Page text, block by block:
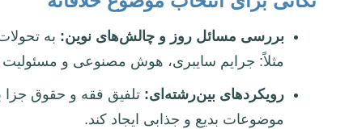
بررسی مسائل روز و چالش‌های نوین: به
مثلاً: جرایم سایبری، هوش مصنوعی و
رویکردهای بین‌رشته‌ای: تلفیق فقه و حقوق جزا
موضوعات بدیع و جذابی ایجاد کند.